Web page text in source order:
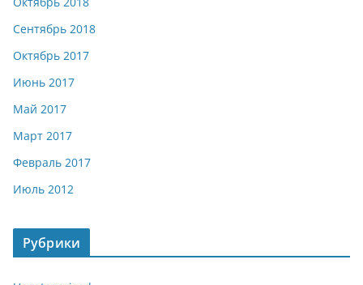
Сентябрь 2018
Октябрь 2017
Июнь 2017
Май 2017
Март 2017
Февраль 2017
Июль 2012
Рубрики